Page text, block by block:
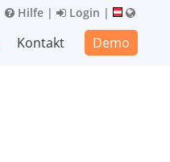
Hilfe | Login |
Kontakt Demo